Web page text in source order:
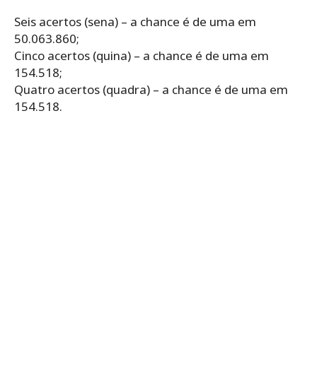
Seis acertos (sena) – a chance é de uma em
50.063.860;
Cinco acertos (quina) – a chance é de uma em
154.518;
Quatro acertos (quadra) – a chance é de uma em
154.518.